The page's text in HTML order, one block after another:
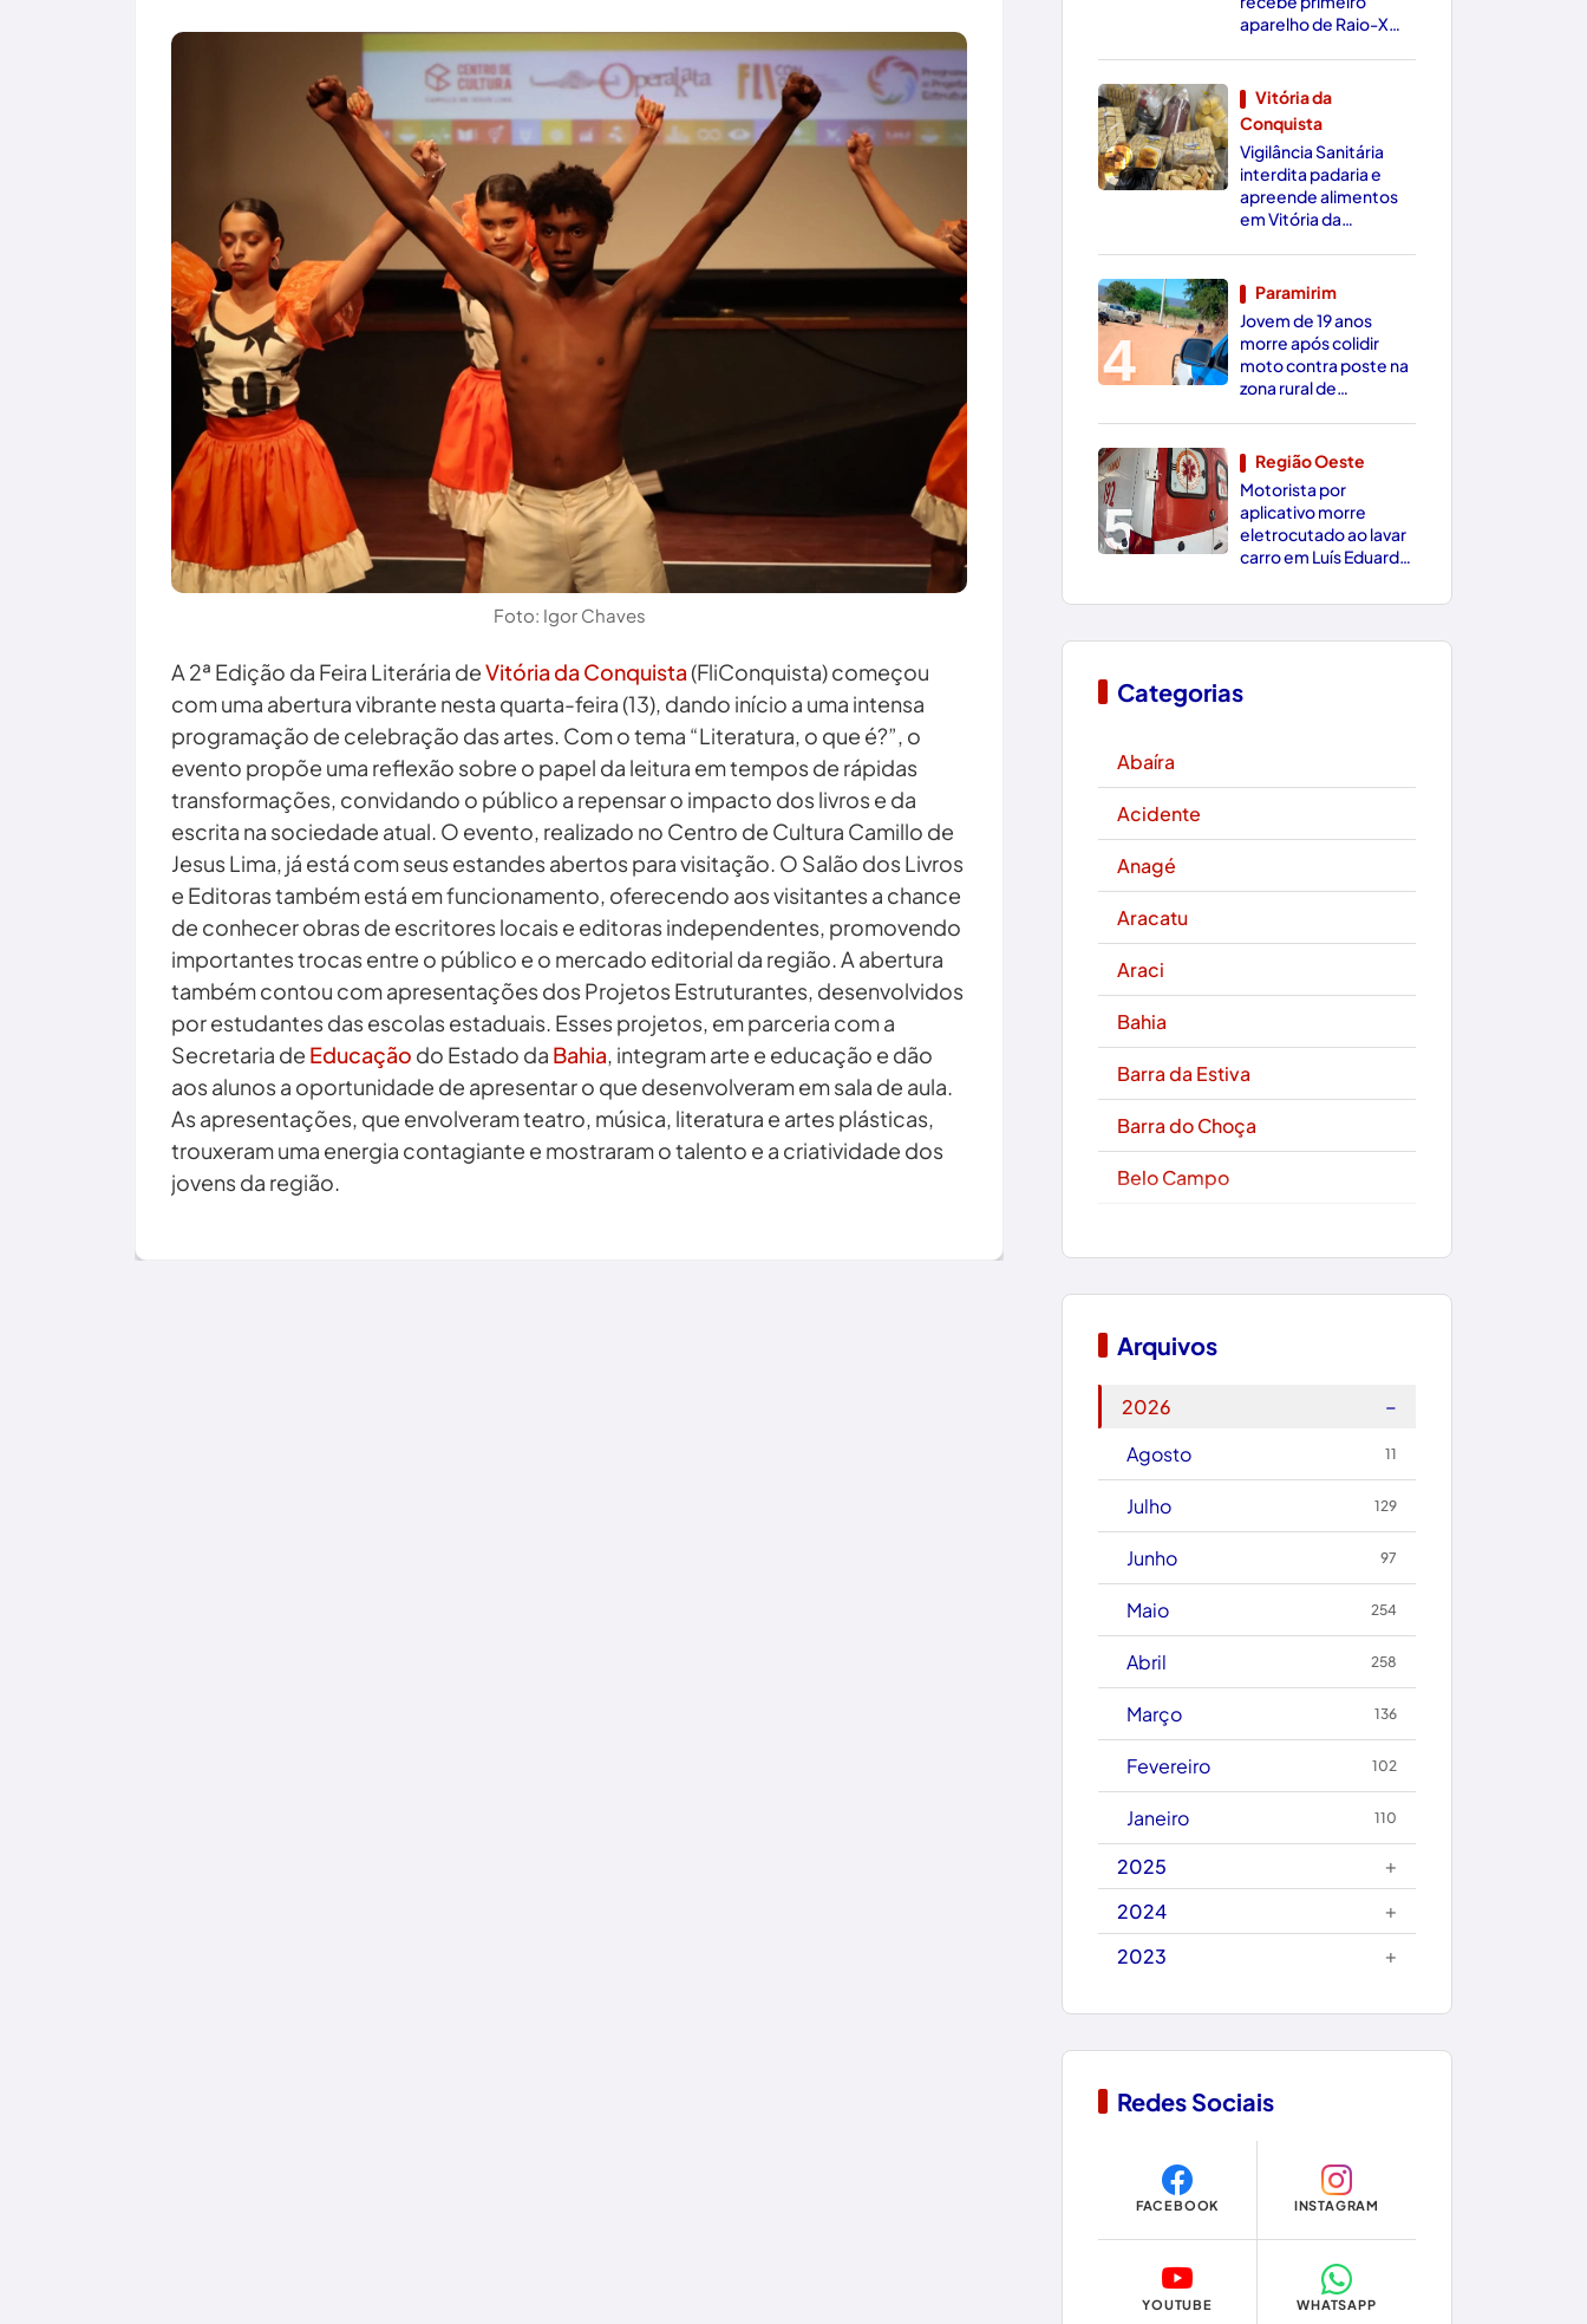
Foto: Igor Chaves
A 2ª Edição da Feira Literária deVitória da Conquista(FliConquista) começou
com uma abertura vibrante nesta quarta-feira (13), dando início a uma intensa
programação de celebração das artes. Com o tema “Literatura, o que é?”, o
evento propõe uma reflexão sobre o papel da leitura em tempos de rápidas
transformações, convidando o público a repensar o impacto dos livros e da
escrita na sociedade atual. O evento, realizado no Centro de Cultura Camillo de
Jesus Lima, já está com seus estandes abertos para visitação. O Salão dos Livros
e Editoras também está em funcionamento, oferecendo aos visitantes a chance
de conhecer obras de escritores locais e editoras independentes, promovendo
importantes trocas entre o público e o mercado editorial da região. A abertura
também contou com apresentações dos Projetos Estruturantes, desenvolvidos
por estudantes das escolas estaduais. Esses projetos, em parceria com a
Secretaria de Educação do Estado da Bahia, integram arte e educação e dão
aos alunos a oportunidade de apresentar o que desenvolveram em sala de aula.
As apresentações, que envolveram teatro, música, literatura e artes plásticas,
trouxeram uma energia contagiante e mostraram o talento e a criatividade dos
jovens da região.
aparelho de Raio-X
3
Vitória da
Conquista
Vigilância Sanitária
interdita padaria e
apreende alimentos
em Vitória da
4
Paramirim
Jovem de 19 anos
morre após colidir
moto contra poste na
zona rural de
5
Região Oeste
Motorista por
aplicativo morre
eletrocutado ao lavar
carro em Luís Eduardo
Categorias
Abaíra
Acidente
Anagé
Aracatu
Araci
Bahia
Barra da Estiva
Barra do Choça
Belo Campo
Boquira
Caturama
Chapada Diamantina
Condeúba
Copa do Mundo 2026
Dom Basílio
Economia
Educação
Arquivos
2026
−
Agosto
11
Julho 129
Junho 97
Maio 254
Abril 258
Março 136
Fevereiro 102
Janeiro 110
2025
+
2024
+
2023
+
Redes Sociais
FACEBOOK INSTAGRAM
YOUTUBE WHATSAPP